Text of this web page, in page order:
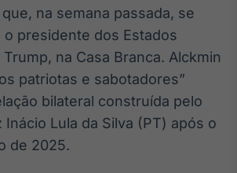
Cotações e
headlines de
notícias
Broadcast
Widgets
Componentes
para conteúdos e
na semana passada, se
presidente dos Estados
na Casa Branca. Alckmin
patriotas e sabotadores”
bilateral construída pelo
Lula da Silva (PT) após o
de 2025.